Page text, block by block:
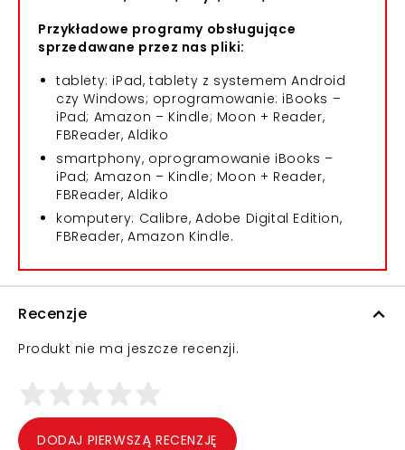
Przykładowe programy obsługujące
sprzedawane przez nas pliki:
tablety: iPad, tablety z systemem Android
czy Windows; oprogramowanie: iBooks –
iPad; Amazon – Kindle; Moon + Reader,
FBReader, Aldiko
smartphony, oprogramowanie iBooks –
iPad; Amazon – Kindle; Moon + Reader,
FBReader, Aldiko
komputery: Calibre, Adobe Digital Edition,
FBReader, Amazon Kindle.
Recenzje
Produkt nie ma jeszcze recenzji.
DODAJ PIERWSZĄ RECENZJĘ